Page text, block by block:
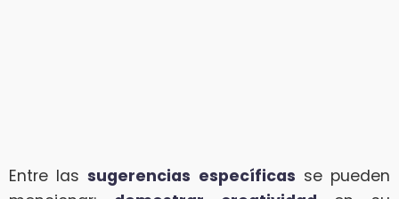
Entre lassugerencias específicas se pueden